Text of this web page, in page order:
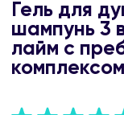
Гель для
шампунь 3
лайм с